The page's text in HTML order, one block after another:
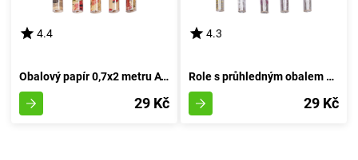
4.4
Obalový papír 0,7x2 metru AVANA MIX pro každodenní použití
29 Kč
4.3
Role s průhledným obalem 0,7x2 m s různými vzory
29 Kč